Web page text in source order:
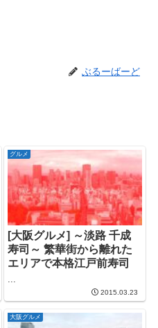
ぶるーばーど
グルメ
[大阪グルメ] ～淡路 千成
寿司～ 繁華街から離れた
エリアで本格江戸前寿司
...
2015.03.23
大阪グルメ